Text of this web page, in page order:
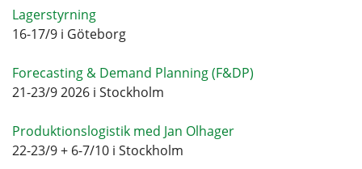
Lagerstyrning
16-17/9 i Göteborg
Forecasting & Demand Planning (F&DP)
21-23/9 2026 i Stockholm
Produktionslogistik med Jan Olhager
22-23/9 + 6-7/10 i Stockholm